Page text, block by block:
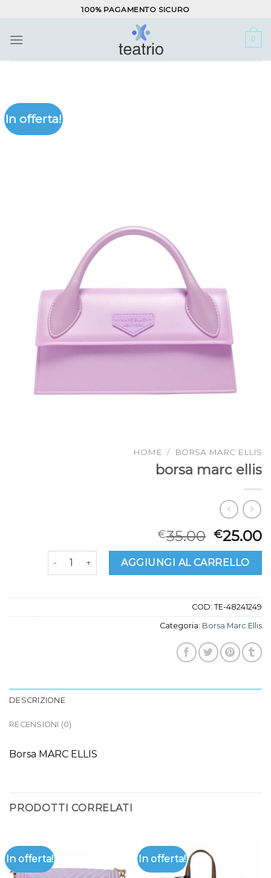
contenuti
100% PAGAMENTO SICURO
0
In offerta!
HOME / BORSA MARC ELLIS
borsa marc ellis
€35.00 €25.00
borsa marc ellis quantitàAGGIUNGI AL CARRELLO
COD: TE-48241249
Categoria: Borsa Marc Ellis
DESCRIZIONE
RECENSIONI (0)
Borsa MARC ELLIS
PRODOTTI CORRELATI
In offerta! In offerta!